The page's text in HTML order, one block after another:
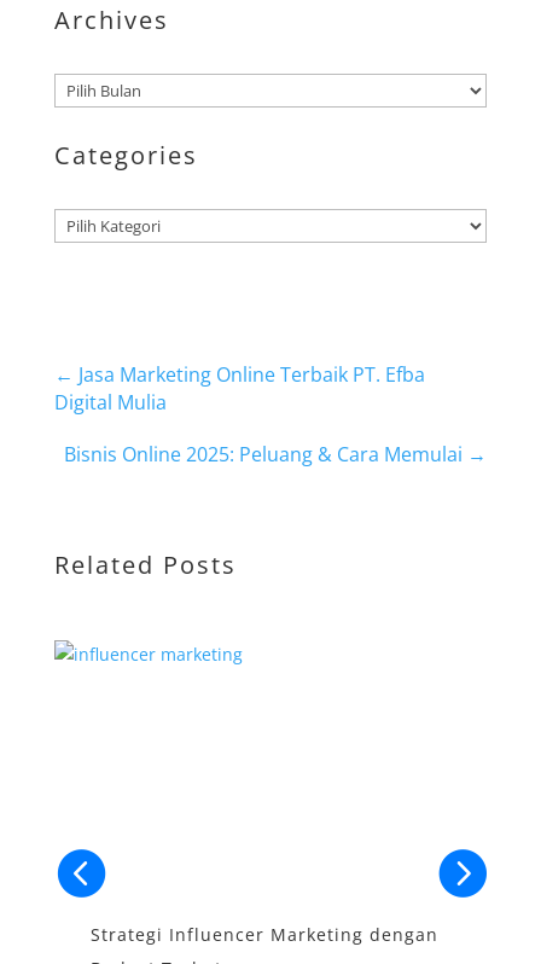
Archives
Arsip
Categories
Kategori
← Jasa Marketing Online Terbaik PT. Efba
Digital Mulia
Bisnis Online 2025: Peluang & Cara Memulai →
Related Posts
Strategi Influencer Marketing dengan